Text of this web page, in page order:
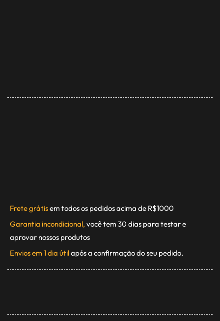
Frete grátisem todos os pedidos acima de R$1000
Garantia incondicional, você tem 30 dias para testar e
aprovar nossos produtos
Envios em 1 dia útilapós a confirmação do seu pedido.